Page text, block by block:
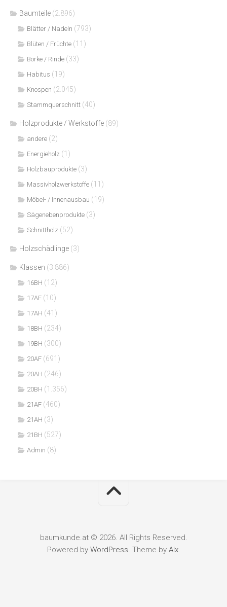
Baumteile (2.896)
Blätter / Nadeln (793)
Blüten / Früchte (11)
Borke / Rinde (33)
Habitus (19)
Knospen (2.045)
Stammquerschnitt (40)
Holzprodukte / Werkstoffe (89)
andere (2)
Energieholz (1)
Holzbauprodukte (3)
Massivholzwerkstoffe (11)
Möbel- / Innenausbau (19)
Sägenebenprodukte (3)
Schnittholz (52)
Holzschädlinge (3)
Klassen (3.886)
16BH (12)
17AF (10)
17AH (41)
18BH (234)
19BH (300)
20AF (691)
20AH (246)
20BH (1.356)
21AF (460)
21AH (3)
21BH (527)
Admin (8)
baumkunde.at © 2026. All Rights Reserved.
Powered by WordPress. Theme by Alx.